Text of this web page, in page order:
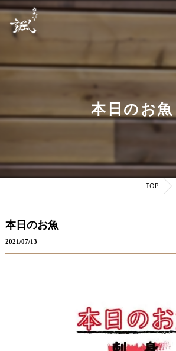
本日のお魚
TOP
本日のお魚
2021/07/13